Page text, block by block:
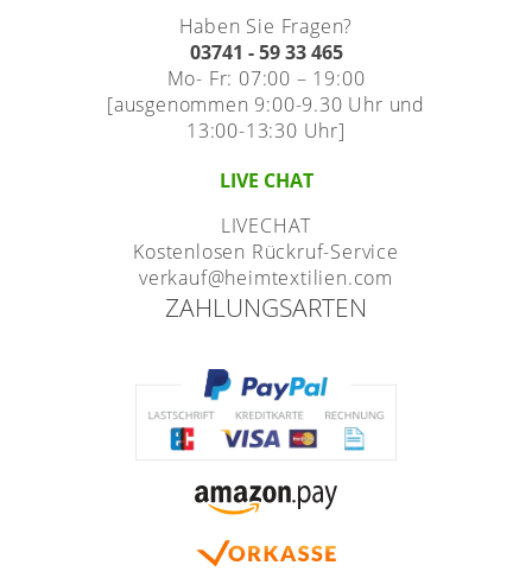
Haben Sie Fragen?
03741 - 59 33 465
Mo- Fr: 07:00 – 19:00
[ausgenommen 9:00-9.30 Uhr und
13:00-13:30 Uhr]
LIVE CHAT
LIVECHAT
Kostenlosen Rückruf-Service
verkauf@heimtextilien.com
ZAHLUNGSARTEN